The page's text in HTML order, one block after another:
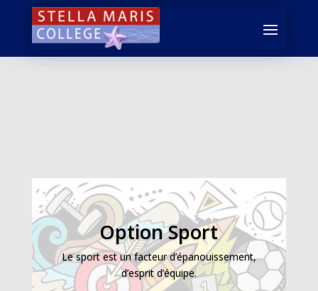
Option Sport
Le sport est un facteur d’épanouissement,
d’esprit d’équipe.